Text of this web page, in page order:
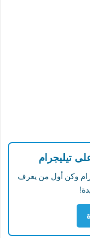
تيليجرام
وكن أول من يعرف